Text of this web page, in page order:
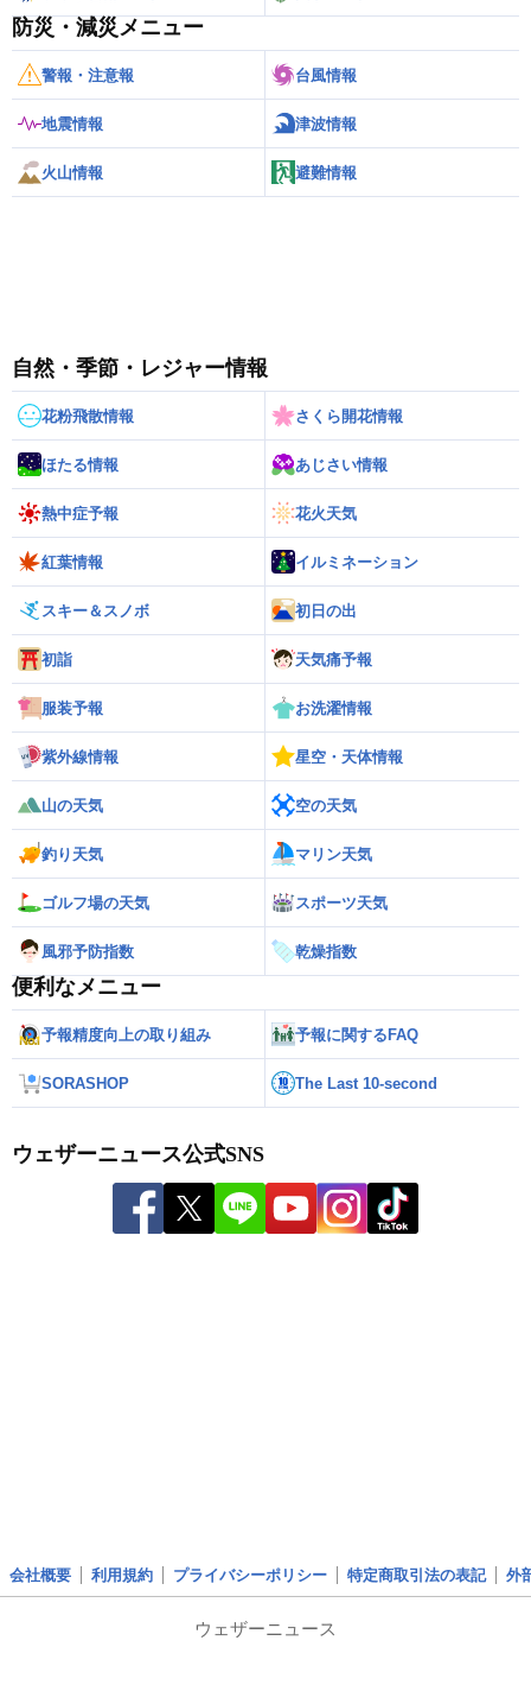
防災・減災メニュー
警報・注意報 台風情報
地震情報 津波情報
火山情報 避難情報
自然・季節・レジャー情報
花粉飛散情報 さくら開花情報
ほたる情報 あじさい情報
熱中症予報 花火天気
紅葉情報 イルミネーション
スキー＆スノボ 初日の出
初詣 天気痛予報
服装予報 お洗濯情報
紫外線情報 星空・天体情報
山の天気 空の天気
釣り天気 マリン天気
ゴルフ場の天気 スポーツ天気
風邪予防指数 乾燥指数
便利なメニュー
予報精度向上の取り組み 予報に関するFAQ
SORASHOP The Last 10-second
ウェザーニュース公式SNS
会社概要 利用規約 プライバシーポリシー 特定商取引法の表記 外
ウェザーニュース